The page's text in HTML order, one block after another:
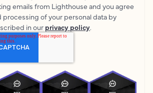
emails from Lighthouse and you agree
of your personal data by
in our privacy policy.